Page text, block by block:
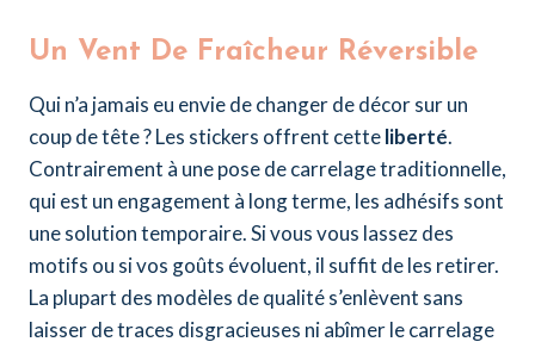
Un Vent De Fraîcheur Réversible
Qui n’a jamais eu envie de changer de décor sur un
coup de tête ? Les stickers offrent cetteliberté.
Contrairement à une pose de carrelage traditionnelle,
qui est un engagement à long terme, les adhésifs sont
une solution temporaire. Si vous vous lassez des
motifs ou si vos goûts évoluent, il suffit de les retirer.
La plupart des modèles de qualité s’enlèvent sans
laisser de traces disgracieuses ni abîmer le carrelage